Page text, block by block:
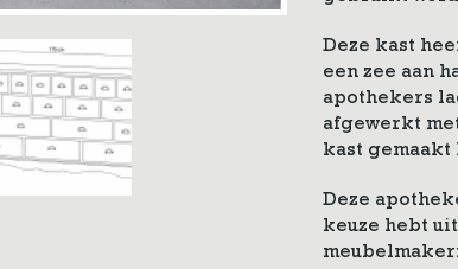
Deze kast
een zee aan
apothekers
afgewerkt
kast gemaakt
Deze
keuze hebt